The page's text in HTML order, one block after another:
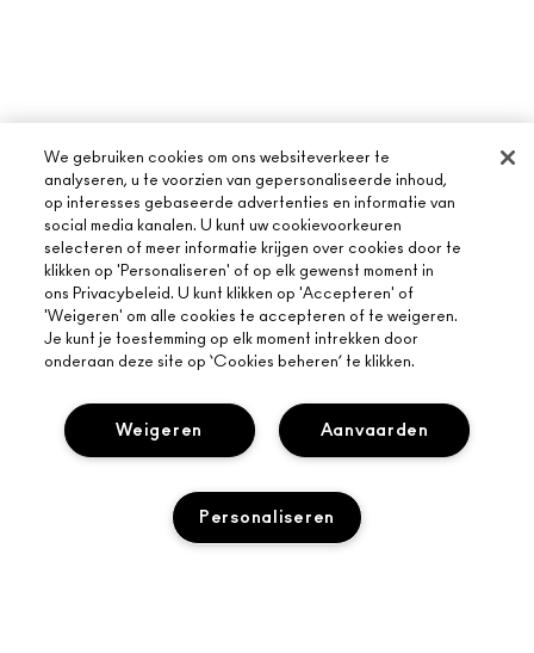
Veilig afrekenen
We gebruiken cookies om ons websiteverkeer te
analyseren, u te voorzien van gepersonaliseerde inhoud,
op interesses gebaseerde advertenties en informatie van
social media kanalen. U kunt uw cookievoorkeuren
selecteren of meer informatie krijgen over cookies door te
klikken op 'Personaliseren' of op elk gewenst moment in
ons Privacybeleid. U kunt klikken op 'Accepteren' of
'Weigeren' om alle cookies te accepteren of te weigeren.
Je kunt je toestemming op elk moment intrekken door
onderaan deze site op ‘Cookies beheren’ te klikken.
Aanvaarden
Weigeren
Personaliseren